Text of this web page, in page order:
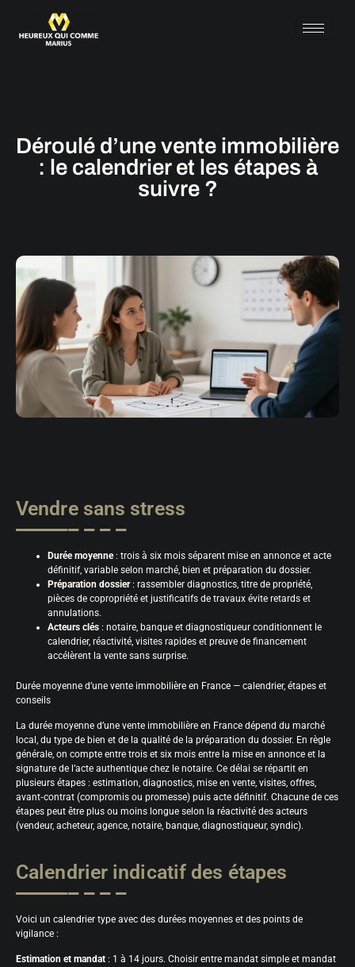
Déroulé d’une vente immobilière
: le calendrier et les étapes à
suivre ?
Vendre sans stress
Durée moyenne: trois à six mois séparent mise en annonce et acte
définitif, variable selon marché, bien et préparation du dossier.
Préparation dossier: rassembler diagnostics, titre de propriété,
pièces de copropriété et justificatifs de travaux évite retards et
annulations.
Acteurs clés : notaire, banque et diagnostiqueur conditionnent le
calendrier, réactivité, visites rapides et preuve de financement
accélèrent la vente sans surprise.
Durée moyenne d’une vente immobilière en France — calendrier, étapes et
conseils
La durée moyenne d’une vente immobilière en France dépend du marché
local, du type de bien et de la qualité de la préparation du dossier. En règle
générale, on compte entre trois et six mois entre la mise en annonce et la
signature de l’acte authentique chez le notaire. Ce délai se répartit en
plusieurs étapes : estimation, diagnostics, mise en vente, visites, offres,
avant‑contrat (compromis ou promesse) puis acte définitif. Chacune de ces
étapes peut être plus ou moins longue selon la réactivité des acteurs
(vendeur, acheteur, agence, notaire, banque, diagnostiqueur, syndic).
Calendrier indicatif des étapes
Voici un calendrier type avec des durées moyennes et des points de
vigilance :
Estimation et mandat : 1 à 14 jours. Choisir entre mandat simple et mandat